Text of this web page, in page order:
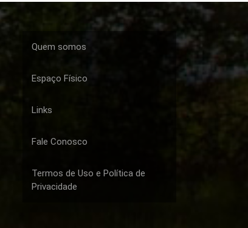
Quem somos
Espaço Físico
Links
Fale Conosco
Termos de Uso e Política de
Privacidade